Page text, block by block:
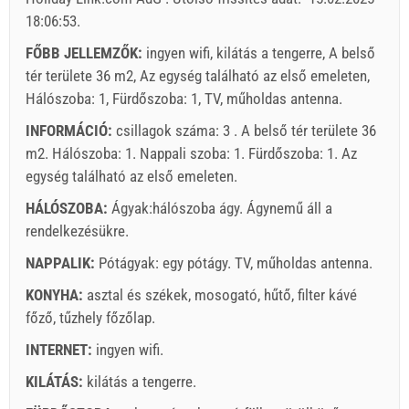
Holiday-Link fizet: 2025. okt. 4. - 2026. dec. 31. / - 10 %
Feltétlenül szükséges:Vendégregisztráció (01.07. - 31.08):
10 EUR (once - által _person), Vendégregisztráció (01.01 -
30.06. / 01.09. - 31.12.): 5 EUR (once - által _person)
Foglaljon és várjon a visszaigazolásra.
Ha nem szeretné lefoglalni azonnal további kérdése van,
18:06:53.
FŐBB JELLEMZŐK: ingyen wifi, kilátás a tengerre, A belső
tér területe 36 m2, Az egység található az első emeleten,
Hálószoba: 1, Fürdőszoba: 1, TV, műholdas antenna.
INFORMÁCIÓ: csillagok száma: 3 . A belső tér területe 36
m2. Hálószoba: 1. Nappali szoba: 1. Fürdőszoba: 1. Az
egység található az első emeleten.
HÁLÓSZOBA: Ágyak:hálószoba ágy. Ágynemű áll a
rendelkezésükre.
NAPPALIK: Pótágyak: egy pótágy. TV, műholdas antenna.
KONYHA: asztal és székek, mosogató, hűtő, filter kávé
főző, tűzhely főzőlap.
INTERNET: ingyen wifi.
KILÁTÁS: kilátás a tengerre.